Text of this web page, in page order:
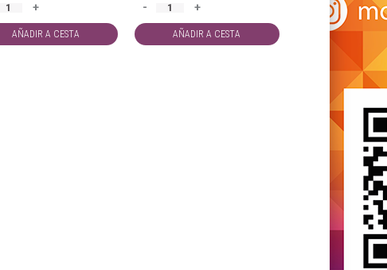
+
AÑADIR A CESTA
- +
AÑADIR A CESTA